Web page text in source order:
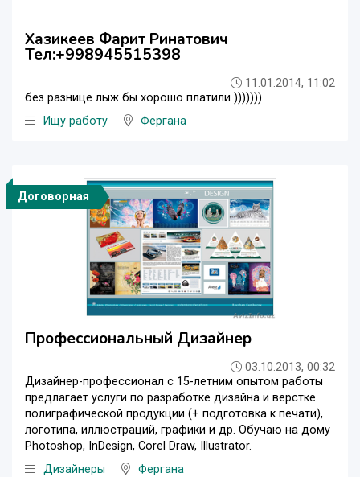
Хазикеев Фарит Ринатович
Тел:+998945515398
11.01.2014, 11:02
без разнице лыж бы хорошо платили )))))))
Ищу работу
Фергана
Договорная
Профессиональный Дизайнер
03.10.2013, 00:32
Дизайнер-профессионал c 15-летним опытом работы
предлагает услуги по разработке дизайна и верстке
полиграфической продукции (+ подготовка к печати),
логотипа, иллюстраций, графики и др. Обучаю на дому
Photoshop, InDesign, Corel Draw, Illustrator.
Дизайнеры
Фергана